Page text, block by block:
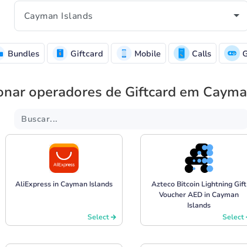
Bundles Giftcard Mobile Calls
operadores de Giftcard em
AliExpress in Cayman Islands
Select
Azteco Bitcoin Lightning Gift
Voucher AED in Cayman
Islands
Select